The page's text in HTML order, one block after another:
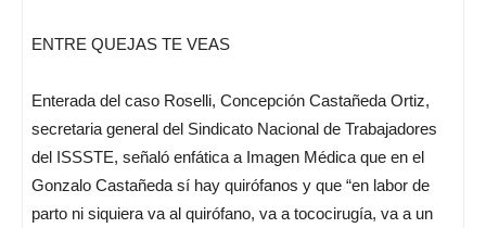
ENTRE QUEJAS TE VEAS
Enterada del caso Roselli, Concepción Castañeda Ortiz,
secretaria general del Sindicato Nacional de Trabajadores
del ISSSTE, señaló enfática a Imagen Médica que en el
Gonzalo Castañeda sí hay quirófanos y que “en labor de
parto ni siquiera va al quirófano, va a tococirugía, va a un